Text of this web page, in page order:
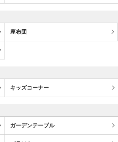
座布団
キッズコーナー
ガーデンテーブル